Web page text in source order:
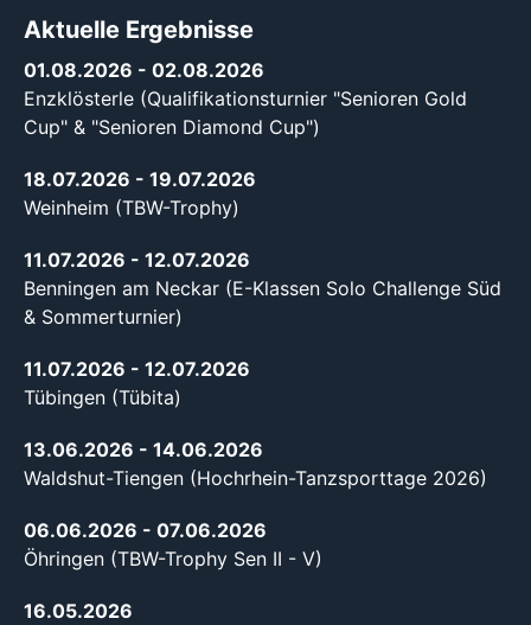
Aktuelle Ergebnisse
01.08.2026 - 02.08.2026
Enzklösterle (Qualifikationsturnier "Senioren Gold
Cup" & "Senioren Diamond Cup")
18.07.2026 - 19.07.2026
Weinheim (TBW-Trophy)
11.07.2026 - 12.07.2026
Benningen am Neckar (E-Klassen Solo Challenge Süd
& Sommerturnier)
11.07.2026 - 12.07.2026
Tübingen (Tübita)
13.06.2026 - 14.06.2026
Waldshut-Tiengen (Hochrhein-Tanzsporttage 2026)
06.06.2026 - 07.06.2026
Öhringen (TBW-Trophy Sen II - V)
16.05.2026